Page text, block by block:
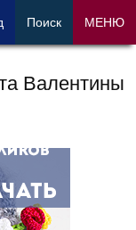
Валентины
Поиск МЕНЮ